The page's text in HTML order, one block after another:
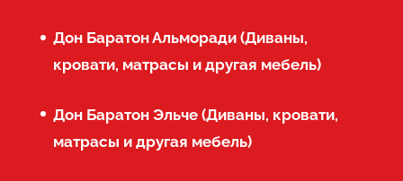
Дон Баратон Альморади (Диваны,
кровати, матрасы и другая мебель)
Дон Баратон Эльче (Диваны, кровати,
матрасы и другая мебель)